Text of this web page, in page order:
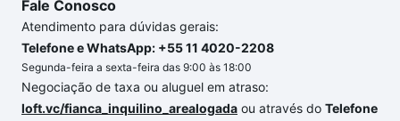
Fale Conosco
Atendimento para dúvidas gerais:
Telefone e WhatsApp: +55 11 4020-2208
Segunda-feira a sexta-feira das 9:00 às 18:00
Negociação de taxa ou aluguel em atraso:
loft.vc/fianca_inquilino_arealogada ou através do Telefone